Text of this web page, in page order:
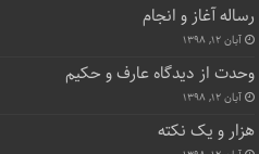
رساله آغاز و انجام
آبان ۱۲, ۱۳۹۸
وحدت از دیدگاه عارف و حکیم
آبان ۱۲, ۱۳۹۸
هزار و یک نکته